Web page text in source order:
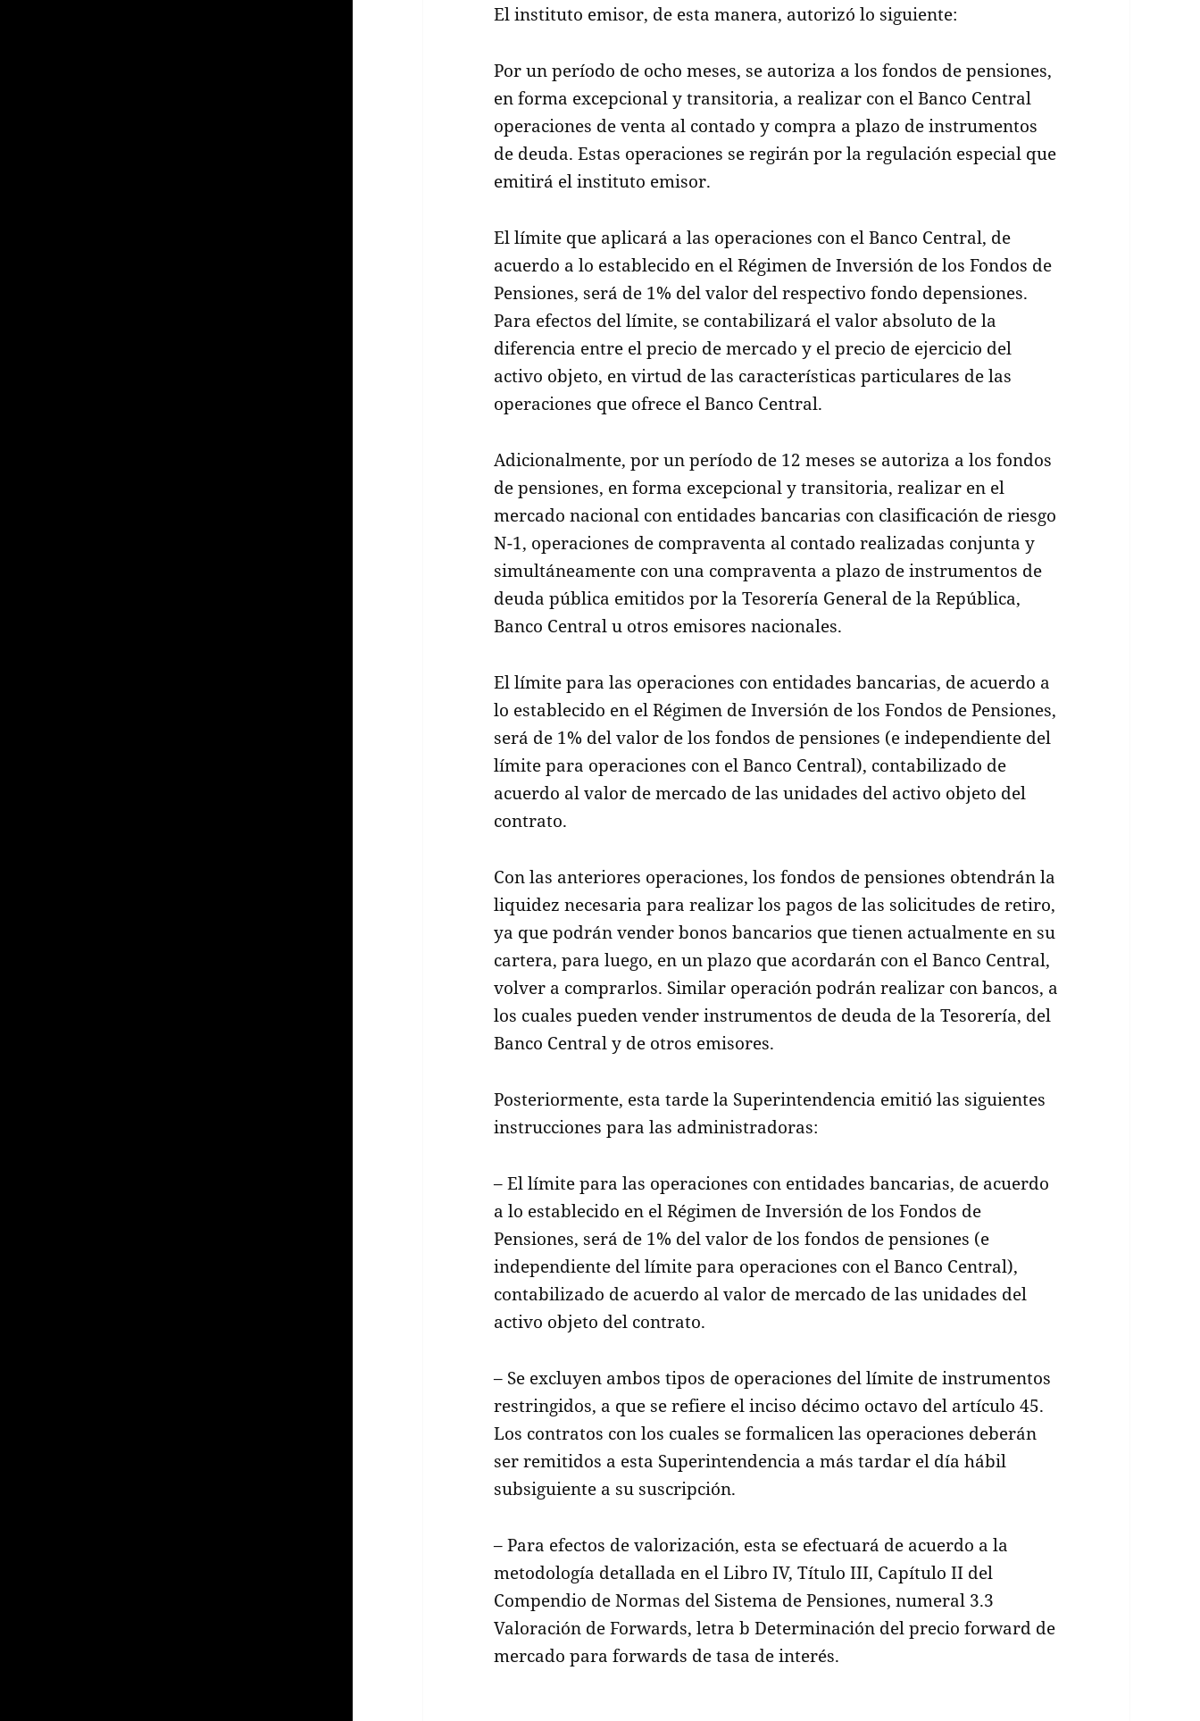
El instituto emisor, de esta manera, autorizó lo siguiente:
Por un período de ocho meses, se autoriza a los fondos de pensiones,
en forma excepcional y transitoria, a realizar con el Banco Central
operaciones de venta al contado y compra a plazo de instrumentos
de deuda. Estas operaciones se regirán por la regulación especial que
emitirá el instituto emisor.
El límite que aplicará a las operaciones con el Banco Central, de
acuerdo a lo establecido en el Régimen de Inversión de los Fondos de
Pensiones, será de 1% del valor del respectivo fondo depensiones.
Para efectos del límite, se contabilizará el valor absoluto de la
diferencia entre el precio de mercado y el precio de ejercicio del
activo objeto, en virtud de las características particulares de las
operaciones que ofrece el Banco Central.
Adicionalmente, por un período de 12 meses se autoriza a los fondos
de pensiones, en forma excepcional y transitoria, realizar en el
mercado nacional con entidades bancarias con clasificación de riesgo
N-1, operaciones de compraventa al contado realizadas conjunta y
simultáneamente con una compraventa a plazo de instrumentos de
deuda pública emitidos por la Tesorería General de la República,
Banco Central u otros emisores nacionales.
El límite para las operaciones con entidades bancarias, de acuerdo a
lo establecido en el Régimen de Inversión de los Fondos de Pensiones,
será de 1% del valor de los fondos de pensiones (e independiente del
límite para operaciones con el Banco Central), contabilizado de
acuerdo al valor de mercado de las unidades del activo objeto del
contrato.
Con las anteriores operaciones, los fondos de pensiones obtendrán la
liquidez necesaria para realizar los pagos de las solicitudes de retiro,
ya que podrán vender bonos bancarios que tienen actualmente en su
cartera, para luego, en un plazo que acordarán con el Banco Central,
volver a comprarlos. Similar operación podrán realizar con bancos, a
los cuales pueden vender instrumentos de deuda de la Tesorería, del
Banco Central y de otros emisores.
Posteriormente, esta tarde la Superintendencia emitió las siguientes
instrucciones para las administradoras:
– El límite para las operaciones con entidades bancarias, de acuerdo
a lo establecido en el Régimen de Inversión de los Fondos de
Pensiones, será de 1% del valor de los fondos de pensiones (e
independiente del límite para operaciones con el Banco Central),
contabilizado de acuerdo al valor de mercado de las unidades del
activo objeto del contrato.
– Se excluyen ambos tipos de operaciones del límite de instrumentos
restringidos, a que se refiere el inciso décimo octavo del artículo 45.
Los contratos con los cuales se formalicen las operaciones deberán
ser remitidos a esta Superintendencia a más tardar el día hábil
subsiguiente a su suscripción.
– Para efectos de valorización, esta se efectuará de acuerdo a la
metodología detallada en el Libro IV, Título III, Capítulo II del
Compendio de Normas del Sistema de Pensiones, numeral 3.3
Valoración de Forwards, letra b Determinación del precio forward de
mercado para forwards de tasa de interés.